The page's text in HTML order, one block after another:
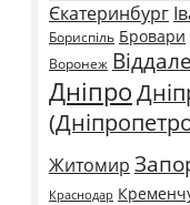
Єкатеринбург
Бориспіль Бровари
Воронеж
Дніпро
Житомир
Краснодар